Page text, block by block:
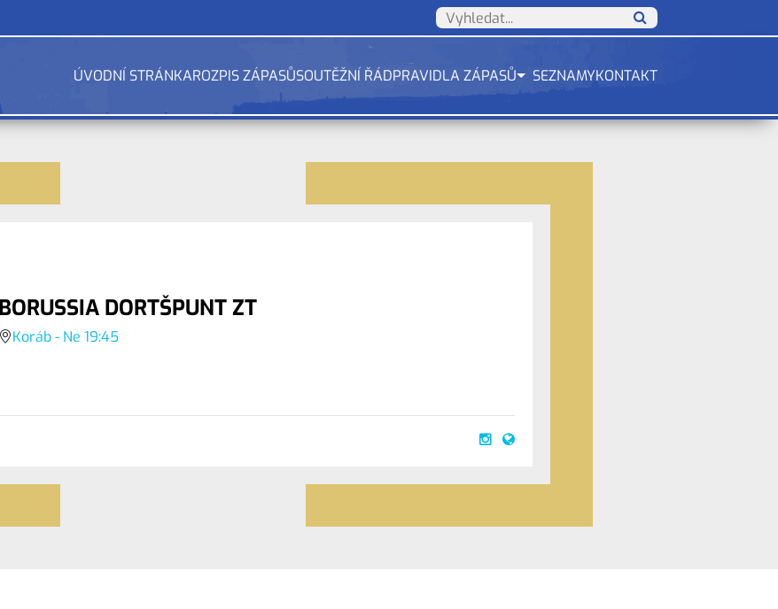
ÚVODNÍ STRÁNKAROZPIS ZÁPASŮSOUTĚŽNÍ ŘÁDPRAVIDLA ZÁPASŮ SEZNAMYKONTAKT
BORUSSIA DORTŠPUNT ZT
Koráb - Ne 19:45